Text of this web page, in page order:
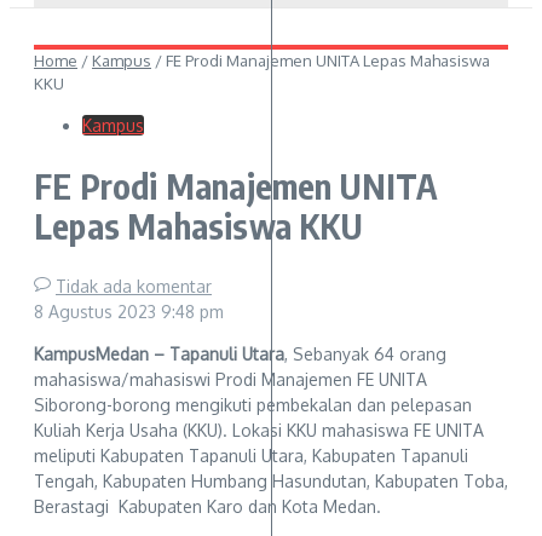
Home / Kampus / FE Prodi Manajemen UNITA Lepas Mahasiswa
KKU
Kampus
FE Prodi Manajemen UNITA
Lepas Mahasiswa KKU
Tidak ada komentar
8 Agustus 2023 9:48 pm
KampusMedan – Tapanuli Utara, Sebanyak 64 orang
mahasiswa/mahasiswi Prodi Manajemen FE UNITA
Siborong-borong mengikuti pembekalan dan pelepasan
Kuliah Kerja Usaha (KKU). Lokasi KKU mahasiswa FE UNITA
meliputi Kabupaten Tapanuli Utara, Kabupaten Tapanuli
Tengah, Kabupaten Humbang Hasundutan, Kabupaten Toba,
Berastagi Kabupaten Karo dan Kota Medan.